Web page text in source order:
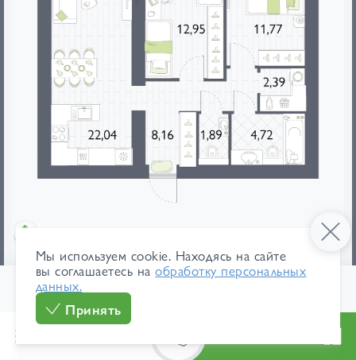
Мы используем cookie. Находясь на сайте
вы соглашаетесь наобработку персональных
данных.
Принять
мебель
площади
125 400 ₽/м²
8 015 568 ₽ от 37 918 ₽/мес